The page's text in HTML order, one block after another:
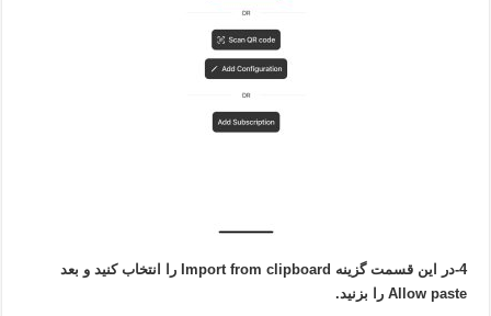
4-در این قسمت گزینه Import from clipboard را انتخاب کنید و بعد
Allow paste را بزنید.